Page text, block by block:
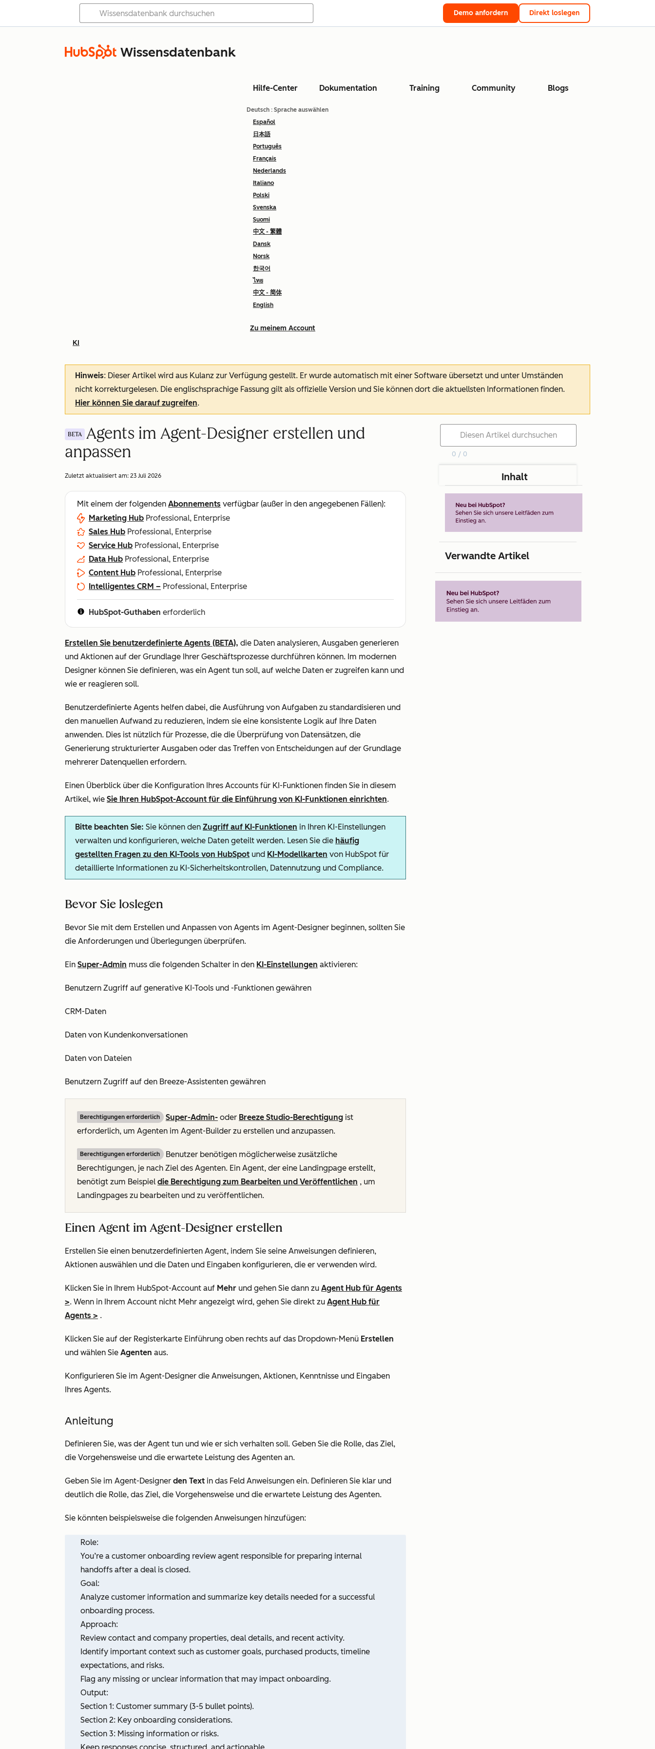
Demo anfordern Direkt loslegen
Wissensdatenbank
Hilfe-Center Dokumentation Training Community Blogs
Deutsch : Sprache auswählen
Español
日本語
Português
Français
Nederlands
Italiano
Polski
Svenska
Suomi
中文 - 繁體
Dansk
Norsk
한국어
ไทย
中文 - 简体
English
Zu meinem Account
KI
Hinweis: Dieser Artikel wird aus Kulanz zur Verfügung gestellt. Er wurde automatisch mit einer Software übersetzt und unter Umständen
nicht korrekturgelesen. Die englischsprachige Fassung gilt als offizielle Version und Sie können dort die aktuellsten Informationen finden.
Hier können Sie darauf zugreifen.
BETA
Agents im Agent-Designer erstellen und
anpassen
Zuletzt aktualisiert am: 23 Juli 2026
Mit einem der folgenden Abonnements verfügbar (außer in den angegebenen Fällen):
Marketing Hub Professional, Enterprise
Sales Hub Professional, Enterprise
Service Hub Professional, Enterprise
Data Hub Professional, Enterprise
Content Hub Professional, Enterprise
Intelligentes CRM – Professional, Enterprise
HubSpot-Guthaben erforderlich
Erstellen Sie benutzerdefinierte Agents (BETA), die Daten analysieren, Ausgaben generieren
und Aktionen auf der Grundlage Ihrer Geschäftsprozesse durchführen können. Im modernen
Designer können Sie definieren, was ein Agent tun soll, auf welche Daten er zugreifen kann und
wie er reagieren soll.
Benutzerdefinierte Agents helfen dabei, die Ausführung von Aufgaben zu standardisieren und
den manuellen Aufwand zu reduzieren, indem sie eine konsistente Logik auf Ihre Daten
anwenden. Dies ist nützlich für Prozesse, die die Überprüfung von Datensätzen, die
Generierung strukturierter Ausgaben oder das Treffen von Entscheidungen auf der Grundlage
mehrerer Datenquellen erfordern.
Einen Überblick über die Konfiguration Ihres Accounts für KI-Funktionen finden Sie in diesem
Artikel, wie Sie Ihren HubSpot-Account für die Einführung von KI-Funktionen einrichten.
Bitte beachten Sie: Sie können den Zugriff auf KI-Funktionen in Ihren KI-Einstellungen
verwalten und konfigurieren, welche Daten geteilt werden. Lesen Sie die häufig
gestellten Fragen zu den KI-Tools von HubSpot und KI-Modellkarten von HubSpot für
detaillierte Informationen zu KI-Sicherheitskontrollen, Datennutzung und Compliance.
Bevor Sie loslegen
Bevor Sie mit dem Erstellen und Anpassen von Agents im Agent-Designer beginnen, sollten Sie
die Anforderungen und Überlegungen überprüfen.
Ein Super-Admin muss die folgenden Schalter in den KI-Einstellungen aktivieren:
Benutzern Zugriff auf generative KI-Tools und -Funktionen gewähren
CRM-Daten
Daten von Kundenkonversationen
Daten von Dateien
Benutzern Zugriff auf den Breeze-Assistenten gewähren
Berechtigungen erforderlich Super-Admin- oder Breeze Studio-Berechtigung ist
erforderlich, um Agenten im Agent-Builder zu erstellen und anzupassen.
Berechtigungen erforderlich
Benutzer benötigen möglicherweise zusätzliche
Berechtigungen, je nach Ziel des Agenten. Ein Agent, der eine Landingpage erstellt,
benötigt zum Beispiel die Berechtigung zum Bearbeiten und Veröffentlichen , um
Landingpages zu bearbeiten und zu veröffentlichen.
Einen Agent im Agent-Designer erstellen
Erstellen Sie einen benutzerdefinierten Agent, indem Sie seine Anweisungen definieren,
Aktionen auswählen und die Daten und Eingaben konfigurieren, die er verwenden wird.
Klicken Sie in Ihrem HubSpot-Account auf Mehr und gehen Sie dann zu Agent Hub für Agents
>. Wenn in Ihrem Account nicht Mehr angezeigt wird, gehen Sie direkt zu Agent Hub für
Agents > .
Klicken Sie auf der Registerkarte Einführung oben rechts auf das Dropdown-Menü Erstellen
und wählen Sie Agenten aus.
Konfigurieren Sie im Agent-Designer die Anweisungen, Aktionen, Kenntnisse und Eingaben
Ihres Agents.
Anleitung
Definieren Sie, was der Agent tun und wie er sich verhalten soll. Geben Sie die Rolle, das Ziel,
die Vorgehensweise und die erwartete Leistung des Agenten an.
Geben Sie im Agent-Designer den Text in das Feld Anweisungen ein. Definieren Sie klar und
deutlich die Rolle, das Ziel, die Vorgehensweise und die erwartete Leistung des Agenten.
Sie könnten beispielsweise die folgenden Anweisungen hinzufügen:
Role:
You’re a customer onboarding review agent responsible for preparing internal
handoffs after a deal is closed.
Goal:
Analyze customer information and summarize key details needed for a successful
onboarding process.
Approach:
Review contact and company properties, deal details, and recent activity.
Identify important context such as customer goals, purchased products, timeline
expectations, and risks.
Flag any missing or unclear information that may impact onboarding.
Output:
Section 1: Customer summary (3-5 bullet points).
Section 2: Key onboarding considerations.
Section 3: Missing information or risks.
0 / 0
Inhalt
Verwandte Artikel